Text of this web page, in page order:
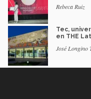
Rebeca Ruiz
Tec,
en THE
José Longino